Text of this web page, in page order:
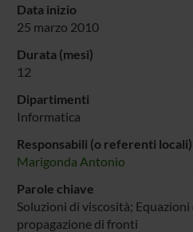
Data inizio
25 marzo 2010
Durata (mesi)
12
Dipartimenti
Informatica
Responsabili (o referenti locali)
Marigonda Antonio
Parole chiave
Soluzioni di viscosità;
propagazione di fronti